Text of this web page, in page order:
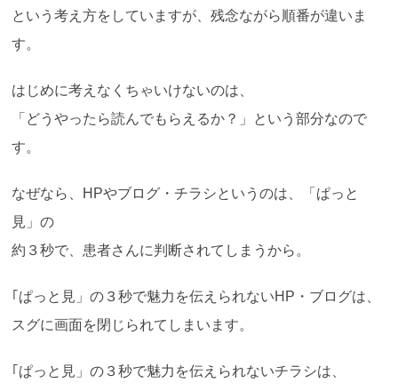
という考え方をしていますが、残念ながら順番が違いま
す。
はじめに考えなくちゃいけないのは、
「どうやったら読んでもらえるか？」という部分なので
す。
なぜなら、HPやブログ・チラシというのは、「ぱっと
見」の
約３秒で、患者さんに判断されてしまうから。
｢ぱっと見」の３秒で魅力を伝えられないHP・ブログは、
スグに画面を閉じられてしまいます。
｢ぱっと見」の３秒で魅力を伝えられないチラシは、